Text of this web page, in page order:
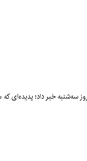
سه‌شنبه خبر داد؛ پدیده‌ای